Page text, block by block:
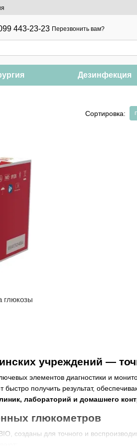
443-23-23 Перезвонить вам?
Дезинфекция
Сортировка:
учреждений —
элементов диагностики и
быстро получить результат,
лабораторий и домашнего
глюкометров
созданы для точного и
глюкозы